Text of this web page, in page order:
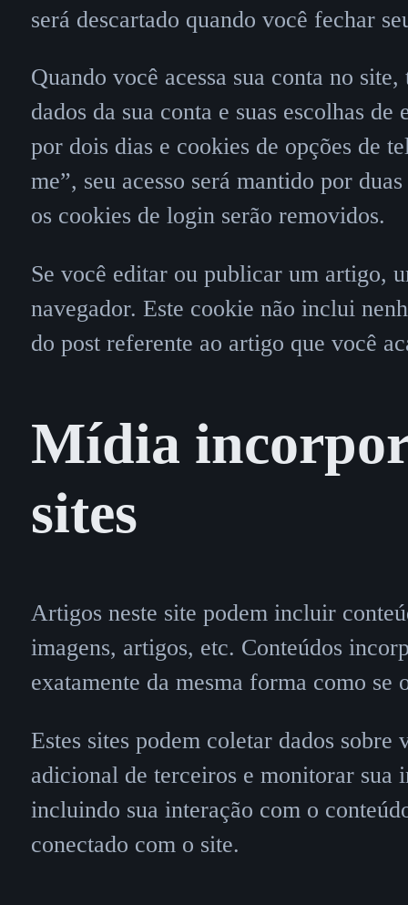
será descartado quando você fechar
Quando você acessa sua conta no
dados da sua conta e suas escolhas
por dois dias e cookies de opções de
me”, seu acesso será mantido por
os cookies de login serão removidos.
Se você editar ou publicar um artigo,
navegador. Este cookie não inclui
do post referente ao artigo que você
Mídia
sites
Artigos neste site podem incluir
imagens, artigos, etc. Conteúdos
exatamente da mesma forma como
Estes sites podem coletar dados
adicional de terceiros e monitorar sua
incluindo sua interação com o
conectado com o site.